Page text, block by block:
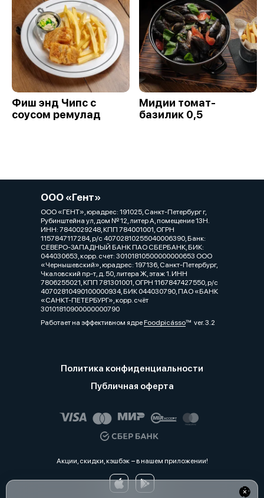
Фиш энд Чипс с
соусом ремулад
Mидии томат-
базилик 0,5
ООО «Гент»
ООО «ГЕНТ», юрадрес: 191025, Санкт-Петербург г,
Рубинштейна ул, дом № 12, литер А, помещение 13Н.
ИНН: 7840029248, КПП 784001001, ОГРН
1157847117284, р/с 40702810255040006390, Банк:
СЕВЕРО-ЗАПАДНЫЙ БАНК ПАО СБЕРБАНК, БИК:
044030653, корр. счет: 30101810500000000653 ООО
«Чернышевский», юрадрес: 197136, Санкт-Петербург,
Чкаловский пр-т, д. 50, литера Ж, этаж 1. ИНН
7806255021, КПП 781301001, ОГРН 1167847427550, р/с
40702810490100000934, БИК 044030790, ПАО «БАНК
«САНКТ-ПЕТЕРБУРГ», корр. счёт
30101810900000000790
Работает на эффективном ядреFoodpicássover. 3.2
Политика конфиденциальности
Публичная оферта
Акции, скидки, кэшбэк − в нашем приложении!